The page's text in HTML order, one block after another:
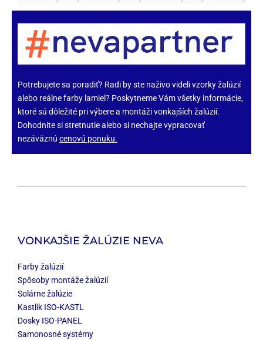
Potrebujete sa poradiť? Radi by ste naživo videli vzorky žalúzií
alebo reálnefarby lamiel? Poskytneme Vám všetky informácie,
ktoré sú dôležité pri výbere a montáži vonkajších žalúzií.
Dohodnite si stretnutie alebo si nechajte vypracovať
nezáväznú cenovú ponuku.
VONKAJŠIE ŽALÚZIE NEVA
Farby žalúzií
Spôsoby montáže žalúzií
Solárne žalúzie
Kastlík ISO-KASTL
Dosky ISO-PANEL
Samonosné systémy